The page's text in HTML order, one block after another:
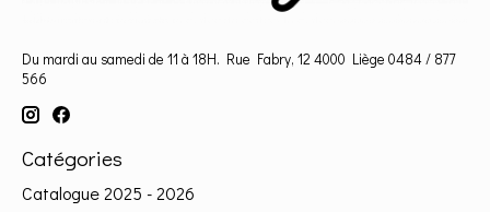
Du mardi au samedi de 11 à 18H. Rue Fabry, 12 4000 Liège 0484 / 877
566
Catégories
Catalogue 2025 - 2026